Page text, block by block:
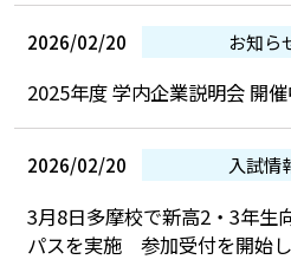
2026/02/20 お知ら
2025年度 学内企業説明会 開
2026/02/20 入試情
3月8日多摩校で新高2・3年生
パスを実施 参加受付を開始し